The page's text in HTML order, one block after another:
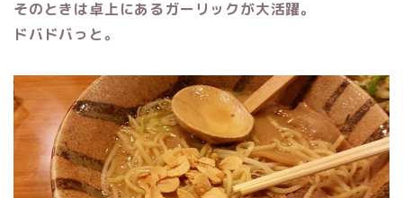
そのときは卓上にあるガーリックが大活躍。
ドバドバっと。